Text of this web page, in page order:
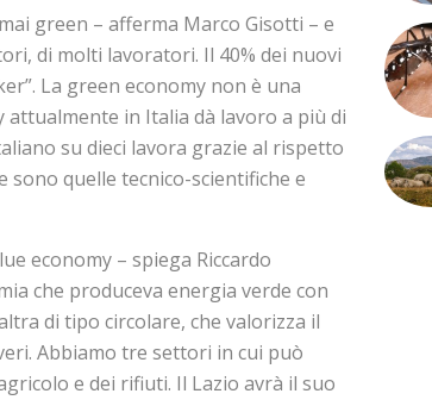
green – afferma Marco Gisotti – e
di molti lavoratori. Il 40% dei nuovi
La green economy non è una
in Italia dà lavoro a più di
su dieci lavora grazie al rispetto
sono quelle tecnico-scientifiche e
economy – spiega Riccardo
che produceva energia verde con
di tipo circolare, che valorizza il
Abbiamo tre settori in cui può
e dei rifiuti. Il Lazio avrà il suo